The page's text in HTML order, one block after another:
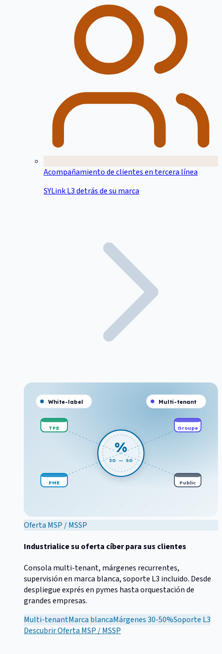
Acompañamiento de clientes en tercera línea
SYLink L3 detrás de su marca
%
30 — 50
TPE
PME
Groupe
Public
White-label Multi-tenant
Oferta MSP / MSSP
Industrialice su oferta cíber para sus clientes
Consola multi-tenant, márgenes recurrentes,
supervisión en marca blanca, soporte L3 incluido. Desde
despliegue exprés en pymes hasta orquestación de
grandes empresas.
Multi-tenantMarca blancaMárgenes 30-50%Soporte L3
DescubrirOferta MSP / MSSP